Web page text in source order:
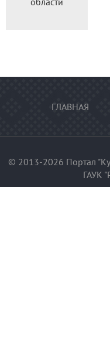
ГЛАВНАЯ
© 2013-2026 Портал
ГАУК